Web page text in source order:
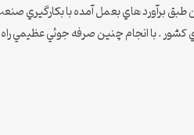
برآورد هاي بعمل آمده با بكارگيري
. با انجام چنين صرفه جوئي عظيمي راه